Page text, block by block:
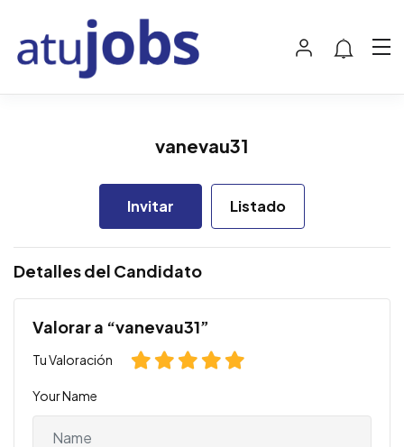
vanevau31
Invitar Listado
Detalles del Candidato
Valorar a “vanevau31”
Tu Valoración
Your Name